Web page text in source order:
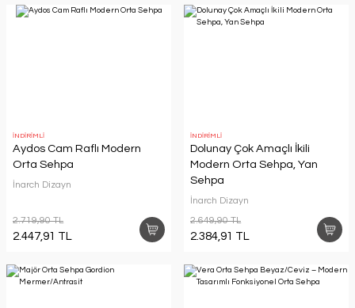
İNDİRİMLİ
Aydos Cam Raflı Modern
Orta Sehpa
İnarch Dizayn
2.719,90 TL
2.447,91 TL
İNDİRİMLİ
Dolunay Çok Amaçlı İkili
Modern Orta Sehpa, Yan
Sehpa
İnarch Dizayn
2.649,90 TL
2.384,91 TL